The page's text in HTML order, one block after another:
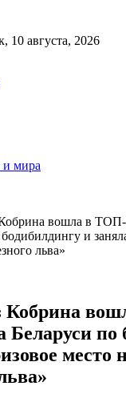
10 августа, 2026
и мира
вошла в
и
льва»
Кобрина
Беларуси по
место